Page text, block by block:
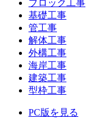
ブロック工事
基礎工事
管工事
解体工事
外構工事
海岸工事
建築工事
型枠工事
PC版を見る